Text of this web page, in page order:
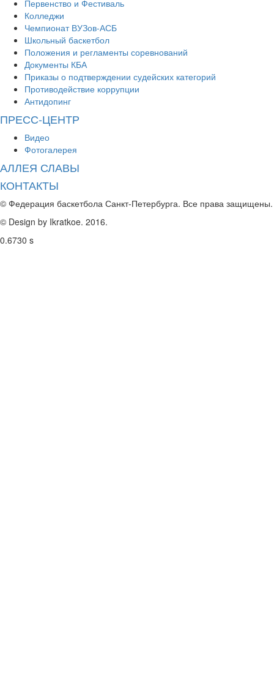
Первенство и Фестиваль
Колледжи
Чемпионат ВУЗов-АСБ
Школьный баскетбол
Положения и регламенты соревнований
Документы КБА
Приказы о подтверждении судейских категорий
Противодействие коррупции
Антидопинг
ПРЕСС-ЦЕНТР
Видео
Фотогалерея
АЛЛЕЯ СЛАВЫ
КОНТАКТЫ
© Федерация баскетбола Санкт-Петербурга. Все права
© Design by Ikratkoe. 2016.
0.6730 s